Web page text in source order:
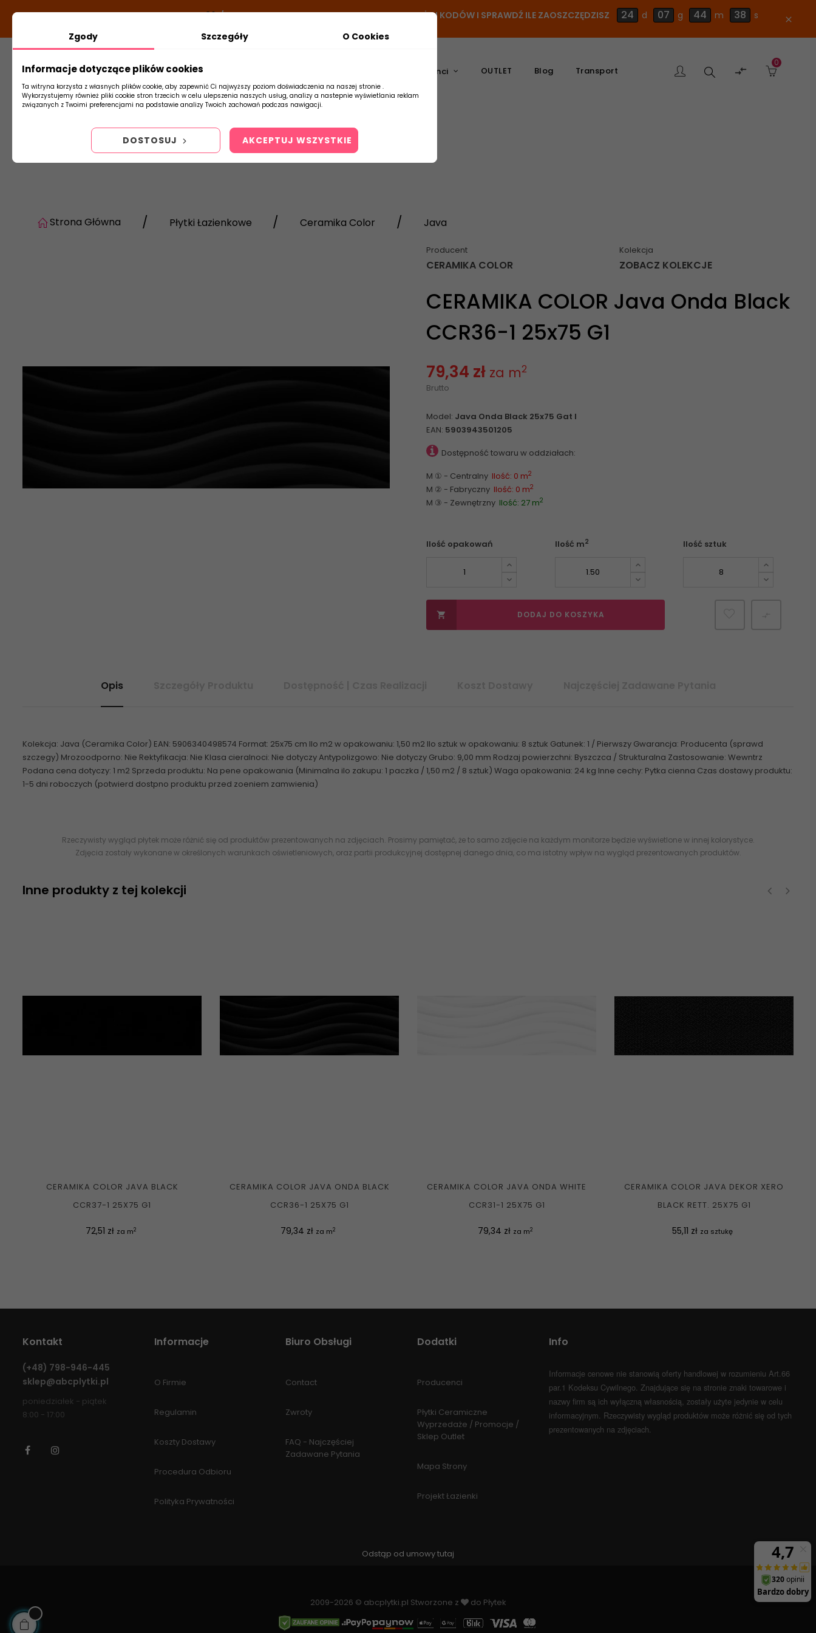
DODATKOWY RABAT Z KODEM:NEWLOOK26/TUBADZIN- DODAJ PRODUKT DO KOSZYKA, UŻYJ KODÓW I SPRAWDŹ ILE ZAOSZCZĘDZISZ 24 d 07 g 44 m 37 s close
Płytki Producenci OUTLET Blog Transport Szukaj 
0
Strona Główna Płytki Łazienkowe Ceramika Color Java
Producent
CERAMIKA COLOR
Kolekcja
ZOBACZ KOLEKCJE
CERAMIKA COLOR Java Onda Black
CCR36-1 25x75 G1
79,34 zł za m2
Brutto
Model: Java Onda Black 25x75 Gat I
EAN: 5903943501205
Dostępność towaru w oddziałach:
M ① - Centralny Ilość: 0 m2
M ② - Fabryczny Ilość: 0 m2
M ③ - Zewnętrzny Ilość: 27 m2
Ilość opakowań Ilość m2 Ilość sztuk
 DODAJ DO KOSZYKA
Opis
Kolekcja: Java (Ceramika Color) EAN: 5906340498574 Format: 25x75 cm Ilo m2 w opakowaniu: 1,50 m2 Ilo sztuk w opakowaniu: 8 sztuk Gatunek: 1 / Pierwszy Gwarancja: Producenta (sprawd
szczegy) Mrozoodporno: Nie Rektyfikacja: Nie Klasa cieralnoci: Nie dotyczy Antypolizgowo: Nie dotyczy Grubo: 9,00 mm Rodzaj powierzchni: Byszczca / Strukturalna Zastosowanie: Wewntrz
Podana cena dotyczy: 1 m2 Sprzeda produktu: Na pene opakowania (Minimalna ilo zakupu: 1 paczka / 1,50 m2 / 8 sztuk) Waga opakowania: 24 kg Inne cechy: Pytka cienna Czas dostawy produktu:
1-5 dni roboczych (potwierd dostpno produktu przed zoeniem zamwienia)
Rzeczywisty wygląd płytek może różnić się od produktów prezentowanych na zdjęciach. Prosimy pamiętać, że to samo zdjęcie na każdym monitorze będzie wyświetlone w innej kolorystyce.
Zdjęcia zostały wykonane w określonych warunkach oświetleniowych, oraz partii produkcyjnej dostępnej danego dnia, co ma istotny wpływ na wygląd prezentowanych produktów.
Inne produkty z tej kolekcji
CERAMIKA COLOR JAVA BLACK
CCR37-1 25X75 G1
Cena
72,51 zł za m2
CERAMIKA COLOR JAVA ONDA BLACK
CCR36-1 25X75 G1
Cena
79,34 zł za m2
CERAMIKA COLOR JAVA ONDA WHITE
CCR31-1 25X75 G1
Cena
79,34 zł za m2
CERAMIKA COLOR JAVA DEKOR XERO
BLACK RETT. 25X75 G1
Cena
55,11 zł za sztukę
Kontakt
(+48) 798-946-445
sklep@abcplytki.pl
poniedziałek - piątek
8:00 - 17:00
Facebook
Informacje
O Firmie
Regulamin
Koszty Dostawy
Procedura Odbioru
Polityka Prywatności
Biuro Obsługi
Contact
Zwroty
FAQ - Najczęściej
Zadawane Pytania
Dodatki
Producenci
Płytki Ceramiczne
Wyprzedaże / Promocje /
Sklep Outlet
Mapa Strony
Projekt Łazienki
Info
Informacje cenowe nie stanowią oferty handlowej w rozumieniu Art.66
par.1 Kodeksu Cywilnego. Znajdujące się na stronie znaki towarowe i
nazwy firm są ich wyłączną własnością, zostały użyte jedynie w celu
informacyjnym. Rzeczywisty wygląd produktów może różnić się od tych
prezentowanych na zdjęciach.
Zgody Szczegóły O Cookies
Informacje dotyczące plików cookies
Ta witryna korzysta z własnych plików cookie, aby zapewnić Ci najwyższy poziom doświadczenia na naszej stronie .
Wykorzystujemy również pliki cookie stron trzecich w celu ulepszenia naszych usług, analizy a nastepnie wyświetlania reklam
związanych z Twoimi preferencjami na podstawie analizy Twoich zachowań podczas nawigacji.
DOSTOSUJ AKCEPTUJ WSZYSTKIE
Odstąp od umowy tutaj
2009-2026 © abcplytki.pl Stworzone z do Płytek